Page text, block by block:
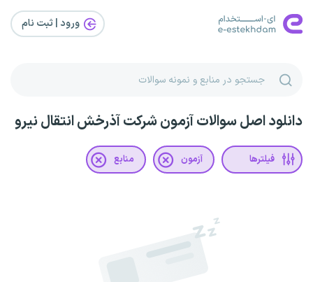
ورود | ثبت‌ نام
دانلود اصل سوالات آزمون شرکت آذرخش انتقال نیرو
فیلترها آزمون منابع